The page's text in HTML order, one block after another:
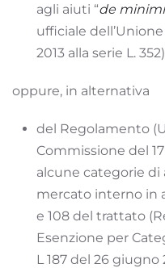
agli aiuti “de
ufficiale
2013 alla serie L.
oppure, in alternativa
del Regolamento
Commissione del
alcune categorie
mercato interno in
e 108 del trattato
Esenzione per
L 187 del 26 giugno